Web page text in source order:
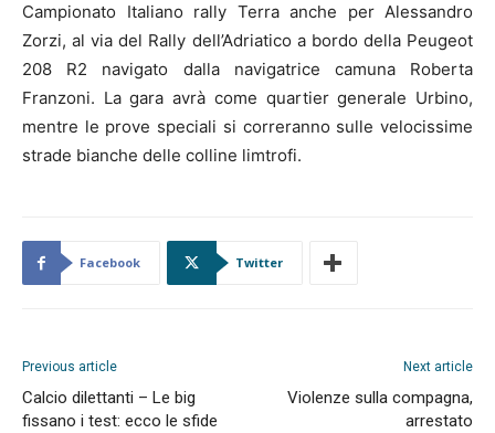
Campionato Italiano rally Terra anche per Alessandro
Zorzi, al via del Rally dell’Adriatico a bordo della Peugeot
208 R2 navigato dalla navigatrice camuna Roberta
Franzoni. La gara avrà come quartier generale Urbino,
mentre le prove speciali si correranno sulle velocissime
strade bianche delle colline limtrofi.
Facebook Twitter
Previous article
Calcio dilettanti – Le big
fissano i test: ecco le sfide
Next article
Violenze sulla compagna,
arrestato